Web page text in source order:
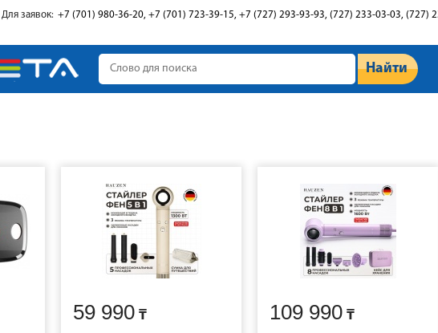
Для заявок: +7 (701) 980-36-20, +7 (701) 723-39-15, +7 (727) 293-93-93, (727) 233-03-03, (727)
Найти
59 990 109 990